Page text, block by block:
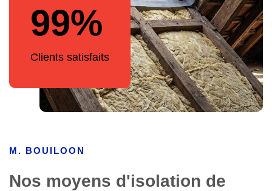
99%
Clients satisfaits
M. BOUILOON
Nos moyens d'isolation de